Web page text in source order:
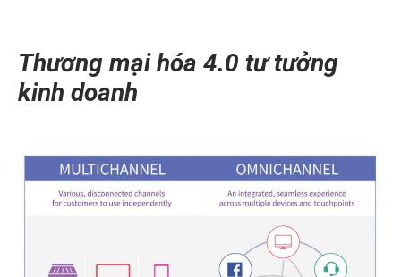
Thương mại hóa 4.0 tư tưởng
kinh doanh